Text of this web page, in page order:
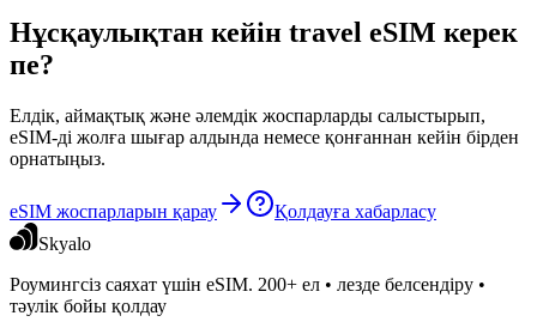
Нұсқаулықтан кейін travel eSIM керек
пе?
Елдік, аймақтық және әлемдік жоспарларды салыстырып,
eSIM-ді жолға шығар алдында немесе қонғаннан кейін бірден
орнатыңыз.
eSIM жоспарларын қарау
Қолдауға хабарласу
Skyalo
Роумингсіз саяхат үшін eSIM. 200+ ел • лезде белсендіру •
тәулік бойы қолдау